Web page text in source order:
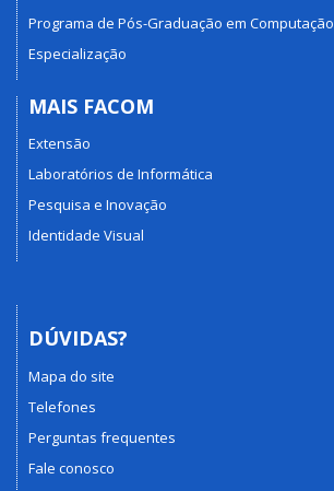
Programa de Pós-Graduação em Computação
Especialização
MAIS FACOM
Extensão
Laboratórios de Informática
Pesquisa e Inovação
Identidade Visual
DÚVIDAS?
Mapa do site
Telefones
Perguntas frequentes
Fale conosco